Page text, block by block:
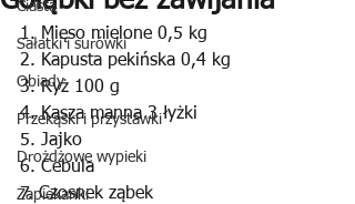
Ciasta
Sałatki i surówki
Obiady
Przekąski i przystawki
Drożdżowe wypieki
Zapiekanki
1. Mięso mielone 0,5 kg
2. Kapusta pekińska 0,4 kg
3. Ryż 100 g
4. Kasza manna 3 łyżki
5. Jajko
6. Cebula
7. Czosnek ząbek